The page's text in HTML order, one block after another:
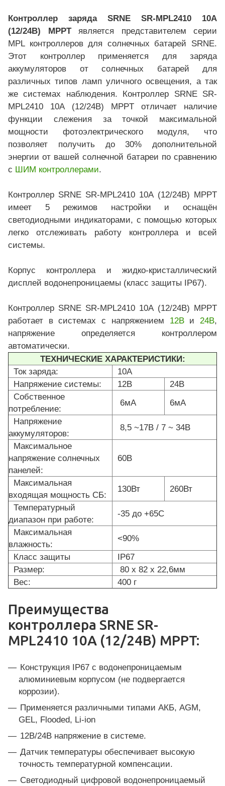
Контроллер заряда SRNE SR-MPL2410 10А
(12/24В) MPPTявляется представителем серии
MPL контроллеров для солнечных батарей SRNE.
Этот контроллер применяется для заряда
аккумуляторов от солнечных батарей для
различных типов ламп уличного освещения, а так
же системах наблюдения. Контроллер SRNE SR-
MPL2410 10А (12/24В) MPPT отличает наличие
функции слежения за точкой максимальной
мощности фотоэлектрического модуля, что
позволяет получить до 30% дополнительной
энергии от вашей солнечной батареи по сравнению
с ШИМ контроллерами.
Контроллер SRNE SR-MPL2410 10А (12/24В) MPPT
имеет 5 режимов настройки и оснащён
светодиодными индикаторами, с помощью которых
легко отслеживать работу контроллера и всей
системы.
Корпус контроллера и жидко-кристаллический
дисплей водонепроницаемы (класс защиты IP67).
Контроллер SRNE SR-MPL2410 10А (12/24В) MPPT
работает в системах с напряжением 12Ви 24В,
напряжение определяется контроллером
автоматически.
ТЕХНИЧЕСКИЕ ХАРАКТЕРИСТИКИ:
Ток заряда:
10A
Напряжение системы:
12В
24В
Собственное
потребление:
6мА
6мА
Напряжение
аккумуляторов:
8,5 ~17В / 7 ~ 34В
Максимальное
напряжение солнечных
панелей:
60В
Максимальная
входящая мощность СБ:
130Вт
260Вт
Температурный
диапазон при работе:
-35 до +65С
Максимальная
влажность:
<90%
Класс защиты
IP67
Размер:
80 x 82 x 22,6мм
Вес:
400 г
Преимущества
контроллера SRNE SR-
MPL2410 10A (12/24В) MPPT:
Конструкция IP67 с водонепроницаемым
алюминиевым корпусом (не подвергается
коррозии).
Применяется различными типами АКБ, AGM,
GEL, Flooded, Li-ion
12В/24В напряжение в системе.
Датчик температуры обеспечивает высокую
точность температурной компенсации.
Светодиодный цифровой водонепроницаемый